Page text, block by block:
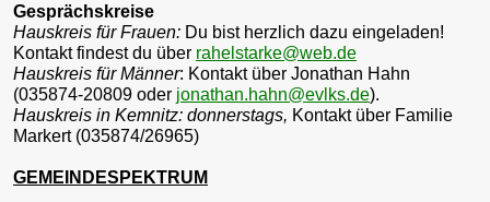
Gesprächskreise
Hauskreis für Frauen: Du bist herzlich dazu eingeladen!
Kontakt findest du über rahelstarke@web.de
Hauskreis für Männer: Kontakt über Jonathan Hahn
(035874-20809 oder jonathan.hahn@evlks.de).
Hauskreis in Kemnitz: donnerstags, Kontakt über Familie
Markert (035874/26965)
GEMEINDESPEKTRUM